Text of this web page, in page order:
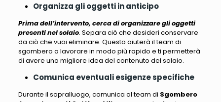
Organizza gli oggetti in anticipo
Prima dell’intervento, cerca di organizzare gli oggetti
presenti nel solaio. Separa ciò che desideri conservare
da ciò che vuoi eliminare. Questo aiuterà il team di
sgombero a lavorare in modo più rapido eti permetterà
di avere una migliore idea del contenuto del solaio.
Comunica eventuali esigenze specifiche
Durante il sopralluogo, comunica al team di Sgombero